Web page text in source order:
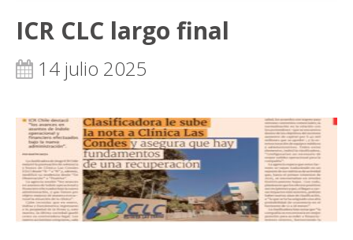
ICR CLC largo final
14 julio 2025